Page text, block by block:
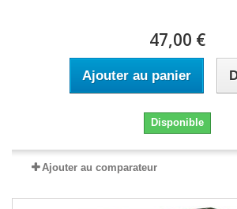
47,00 €
Ajouter au panier
Disponible
Ajouter au comparateur